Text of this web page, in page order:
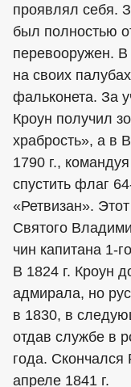
проявлял себя.
был полностью
перевооружен.
на своих
фальконета. За
Кроун получил
храбрость», а в
1790 г.,
спустить флаг
«Ретвизан».
Святого
чин капитана 1-
В 1824 г. Кроун
адмирала, но
в 1830, в
отдав службе в
года. Скончался
апреле 1841 г.